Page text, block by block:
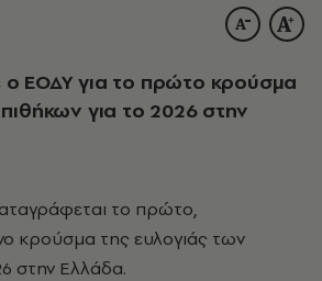
ΕΟΔΥ για το πρώτο κρούσμα
για το 2026 στην
το πρώτο,
κρούσμα της ευλογιάς των
στην Ελλάδα.